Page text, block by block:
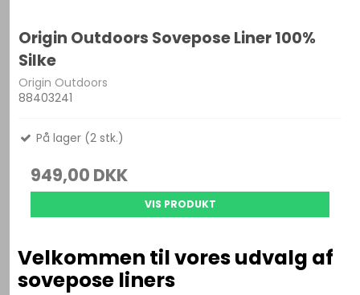
Origin Outdoors Sovepose Liner 100%
Silke
Origin Outdoors
88403241
På lager (2 stk.)
949,00 DKK
VIS PRODUKT
Velkommen til vores udvalg af
sovepose liners